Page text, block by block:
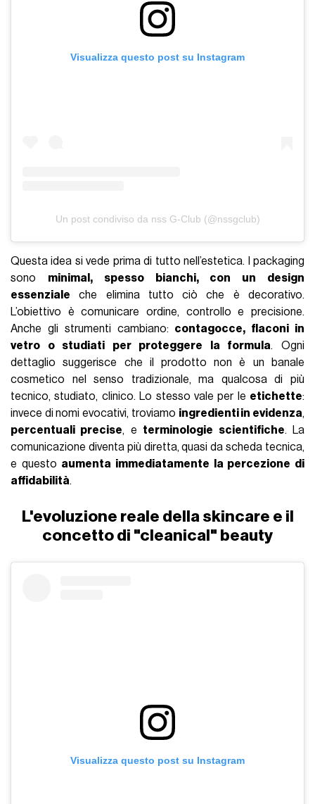
Visualizza questo post su Instagram
Un post condiviso da nss G-Club (@nssgclub)
Questa idea si vede prima di tutto nell’estetica. I packaging
sono minimal, spesso bianchi, con un design
essenziale che elimina tutto ciò che è decorativo.
L’obiettivo è comunicare ordine, controllo e precisione.
Anche gli strumenti cambiano: contagocce, flaconi in
vetro o studiati per proteggere la formula. Ogni
dettaglio suggerisce che il prodotto non è un banale
cosmetico nel senso tradizionale, ma qualcosa di più
tecnico, studiato, clinico. Lo stesso vale per le etichette:
invece di nomi evocativi, troviamo ingredienti in evidenza,
percentuali precise, e terminologie scientifiche. La
comunicazione diventa più diretta, quasi da scheda tecnica,
e questo aumenta immediatamente la percezione di
affidabilità.
L'evoluzione reale della skincare e il
concetto di "cleanical" beauty
Visualizza questo post su Instagram